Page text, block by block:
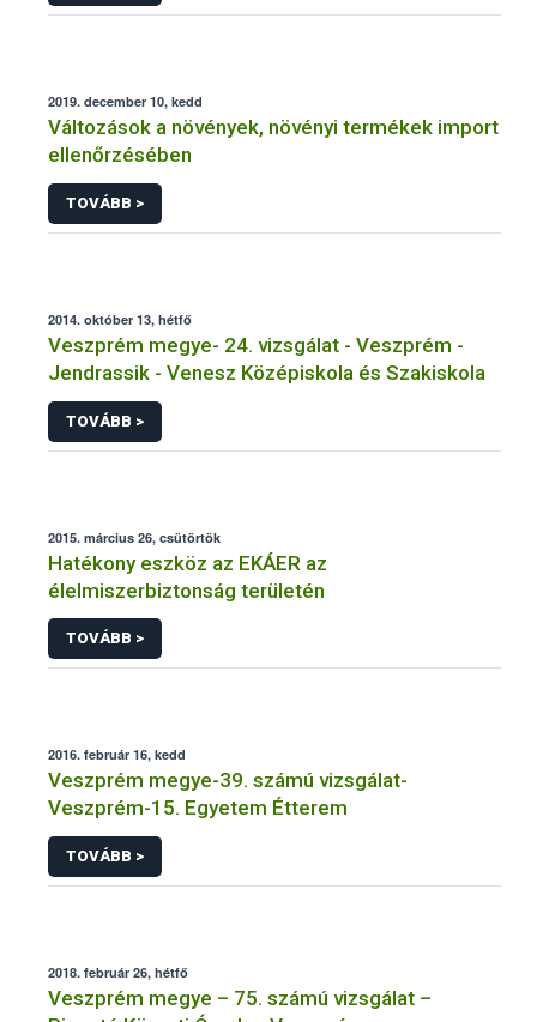
2019. december 10, kedd
Változások a növények, növényi termékek import
ellenőrzésében
TOVÁBB >
2014. október 13, hétfő
Veszprém megye- 24. vizsgálat - Veszprém -
Jendrassik - Venesz Középiskola és Szakiskola
TOVÁBB >
2015. március 26, csütörtök
Hatékony eszköz az EKÁER az
élelmiszerbiztonság területén
TOVÁBB >
2016. február 16, kedd
Veszprém megye-39. számú vizsgálat-
Veszprém-15. Egyetem Étterem
TOVÁBB >
2018. február 26, hétfő
Veszprém megye – 75. számú vizsgálat –